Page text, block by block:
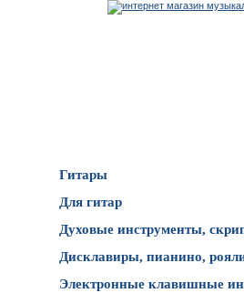
Гитары
Для гитар
Духовые инструменты,
Дисклавиры, пианино,
Электронные клавишные